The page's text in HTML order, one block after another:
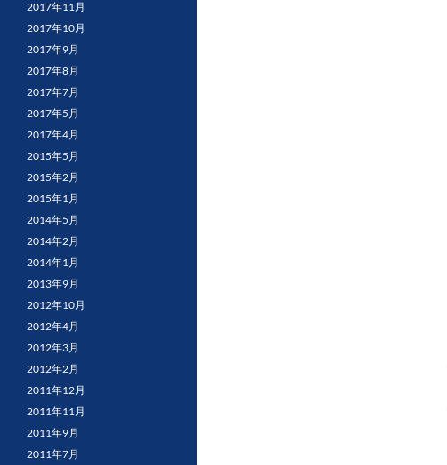
2017年11月
2017年10月
2017年9月
2017年8月
2017年7月
2017年5月
2017年4月
2015年5月
2015年2月
2015年1月
2014年5月
2014年2月
2014年1月
2013年9月
2012年10月
2012年4月
2012年3月
2012年2月
2011年12月
2011年11月
2011年9月
2011年7月